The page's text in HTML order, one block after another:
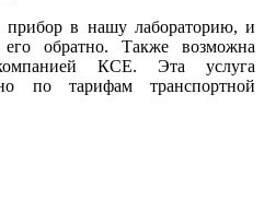
в нашу лабораторию, и
обратно. Также возможна
КСЕ. Эта услуга
по тарифам транспортной